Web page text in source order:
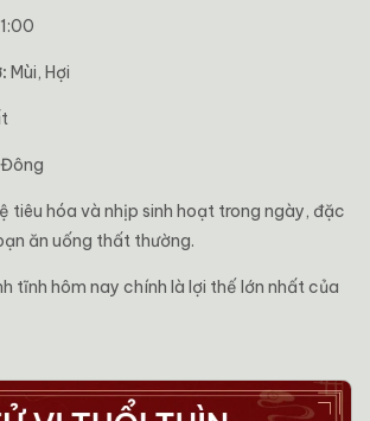
Mùi, Hợi
tiêu hóa và nhịp sinh hoạt trong ngày, đặc
ăn uống thất thường.
tĩnh hôm nay chính là lợi thế lớn nhất của